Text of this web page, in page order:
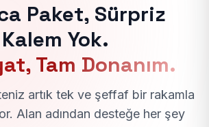
Paket, Sürpriz
Kalem Yok.
Tam Donanım.
artık tek ve şeffaf bir rakamla
Alan adından desteğe her şey